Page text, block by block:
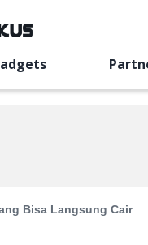
Bisa Langsung Cair